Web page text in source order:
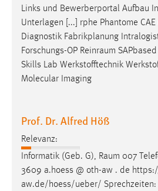
Links und Bewerberportal Aufbau
Unterlagen [...] rphe Phantome
Diagnostik Fabrikplanung
Forschungs-OP Reinraum
Skills Lab Werkstofftechnik
Molecular Imaging
Prof. Dr. Alfred Höß
Relevanz:
Informatik (Geb. G), Raum 007
3609 a.hoess @ oth-aw . de
aw.de/hoess/ueber/ Sprechzeiten: